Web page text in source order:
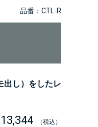
品番：CTL-R
出し）をしたレ
（税込）